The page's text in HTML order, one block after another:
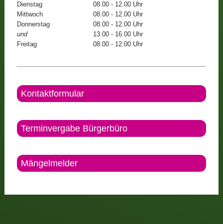
Dienstag
08.00 - 12.00 Uhr
Mittwoch
08.00 - 12.00 Uhr
Donnerstag
08.00 - 12.00 Uhr
und
13.00 - 16.00 Uhr
Freitag
08.00 - 12:00 Uhr
Kontaktformular
Terminvergabe Bürgerbüro
Mängelmelder